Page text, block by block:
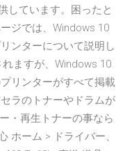
しています。困ったと
ジでは、Windows 10
ンターについて説明し
ますが、Windows 10
リンターがすべて掲載
ラのトナーやドラムが
・再生トナーの事なら
ホーム > ドライバー、